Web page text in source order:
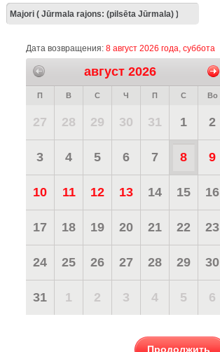
Дата возвращения: 8 август 2026 года, суббота
август 2026
П В С Ч П С Во
27 28 29 30 31 1 2
3 4 5 6 7 8 9
10 11 12 13 14 15 16
17 18 19 20 21 22 23
24 25 26 27 28 29 30
31 1 2 3 4 5 6
Продолжить